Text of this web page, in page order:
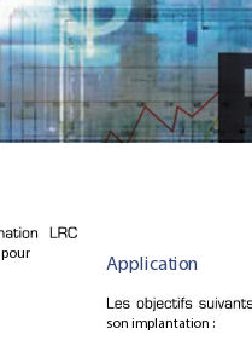
pour
Application
son implantation :